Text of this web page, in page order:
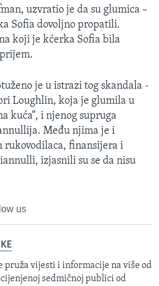
uzvratio je da su glumica –
Sofia dovoljno propatili.
koji je kćerka Sofia bila
je u istrazi tog skandala -
Loughlin​, koja je glumila u
kuća“, i njenog supruga
Među njima je i
rukovodilaca, finansijera i
izjasnili su se da nisu
us
pruža vijesti i informacije na više od
sedmičnoj publici od